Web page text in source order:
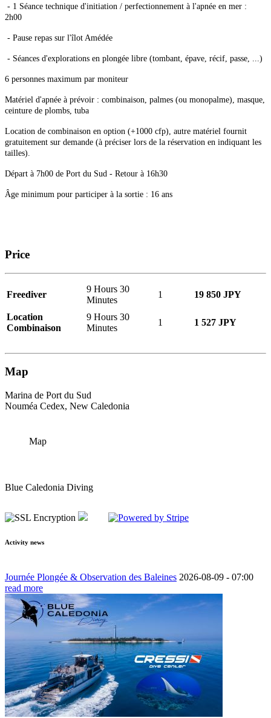
- 1 Séance technique d'initiation / perfectionnement à l'apnée en mer :
2h00
- Pause repas sur l'îlot Amédée
- Séances d'explorations en plongée libre (tombant, épave, récif, passe, ...)
6 personnes maximum par moniteur
Matériel d'apnée à prévoir : combinaison, palmes (ou monopalme), masque,
ceinture de plombs, tuba
Location de combinaison en option (+1000 cfp), autre matériel fournit
gratuitement sur demande (à préciser lors de la réservation en indiquant les
tailles).
Départ à 7h00 de Port du Sud - Retour à 16h30
Âge minimum pour participer à la sortie : 16 ans
Price
Freediver
9 Hours 30
Minutes
1 19 850 JPY
Location
Combinaison
9 Hours 30
Minutes
1 1 527 JPY
Map
Marina de Port du Sud
Nouméa Cedex, New Caledonia
Map
Blue Caledonia Diving
Activity news
Journée Plongée & Observation des Baleines 2026-08-09 - 07:00
read more